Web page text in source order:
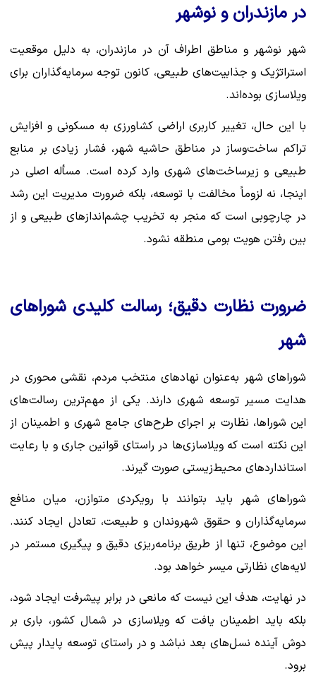
در مازندران و نوشهر
شهر نوشهر و مناطق اطراف آن در مازندران، به دلیل موقعیت
استراتژیک و جذابیت‌های طبیعی، کانون توجه سرمایه‌گذاران برای
ویلاسازی بوده‌اند.
با این حال، تغییر کاربری اراضی کشاورزی به مسکونی و افزایش
تراکم ساخت‌وساز در مناطق حاشیه شهر، فشار زیادی بر منابع
طبیعی و زیرساخت‌های شهری وارد کرده است. مسأله اصلی در
اینجا، نه لزوماً مخالفت با توسعه، بلکه ضرورت مدیریت این رشد
در چارچوبی است که منجر به تخریب چشم‌اندازهای طبیعی و از
بین رفتن هویت بومی منطقه نشود.
ضرورت نظارت دقیق؛ رسالت کلیدی شوراهای
شهر
شوراهای شهر به‌عنوان نهادهای منتخب مردم، نقشی محوری در
هدایت مسیر توسعه شهری دارند. یکی از مهم‌ترین رسالت‌های
این شوراها، نظارت بر اجرای طرح‌های جامع شهری و اطمینان از
این نکته است که ویلاسازی‌ها در راستای قوانین جاری و با رعایت
استانداردهای محیط‌زیستی صورت گیرند.
شوراهای شهر باید بتوانند با رویکردی متوازن، میان منافع
سرمایه‌گذاران و حقوق شهروندان و طبیعت، تعادل ایجاد کنند.
این موضوع، تنها از طریق برنامه‌ریزی دقیق و پیگیری مستمر در
لایه‌های نظارتی میسر خواهد بود.
در نهایت، هدف این نیست که مانعی در برابر پیشرفت ایجاد شود،
بلکه باید اطمینان یافت که ویلاسازی در شمال کشور، باری بر
دوش آینده نسل‌های بعد نباشد و در راستای توسعه پایدار پیش
برود.